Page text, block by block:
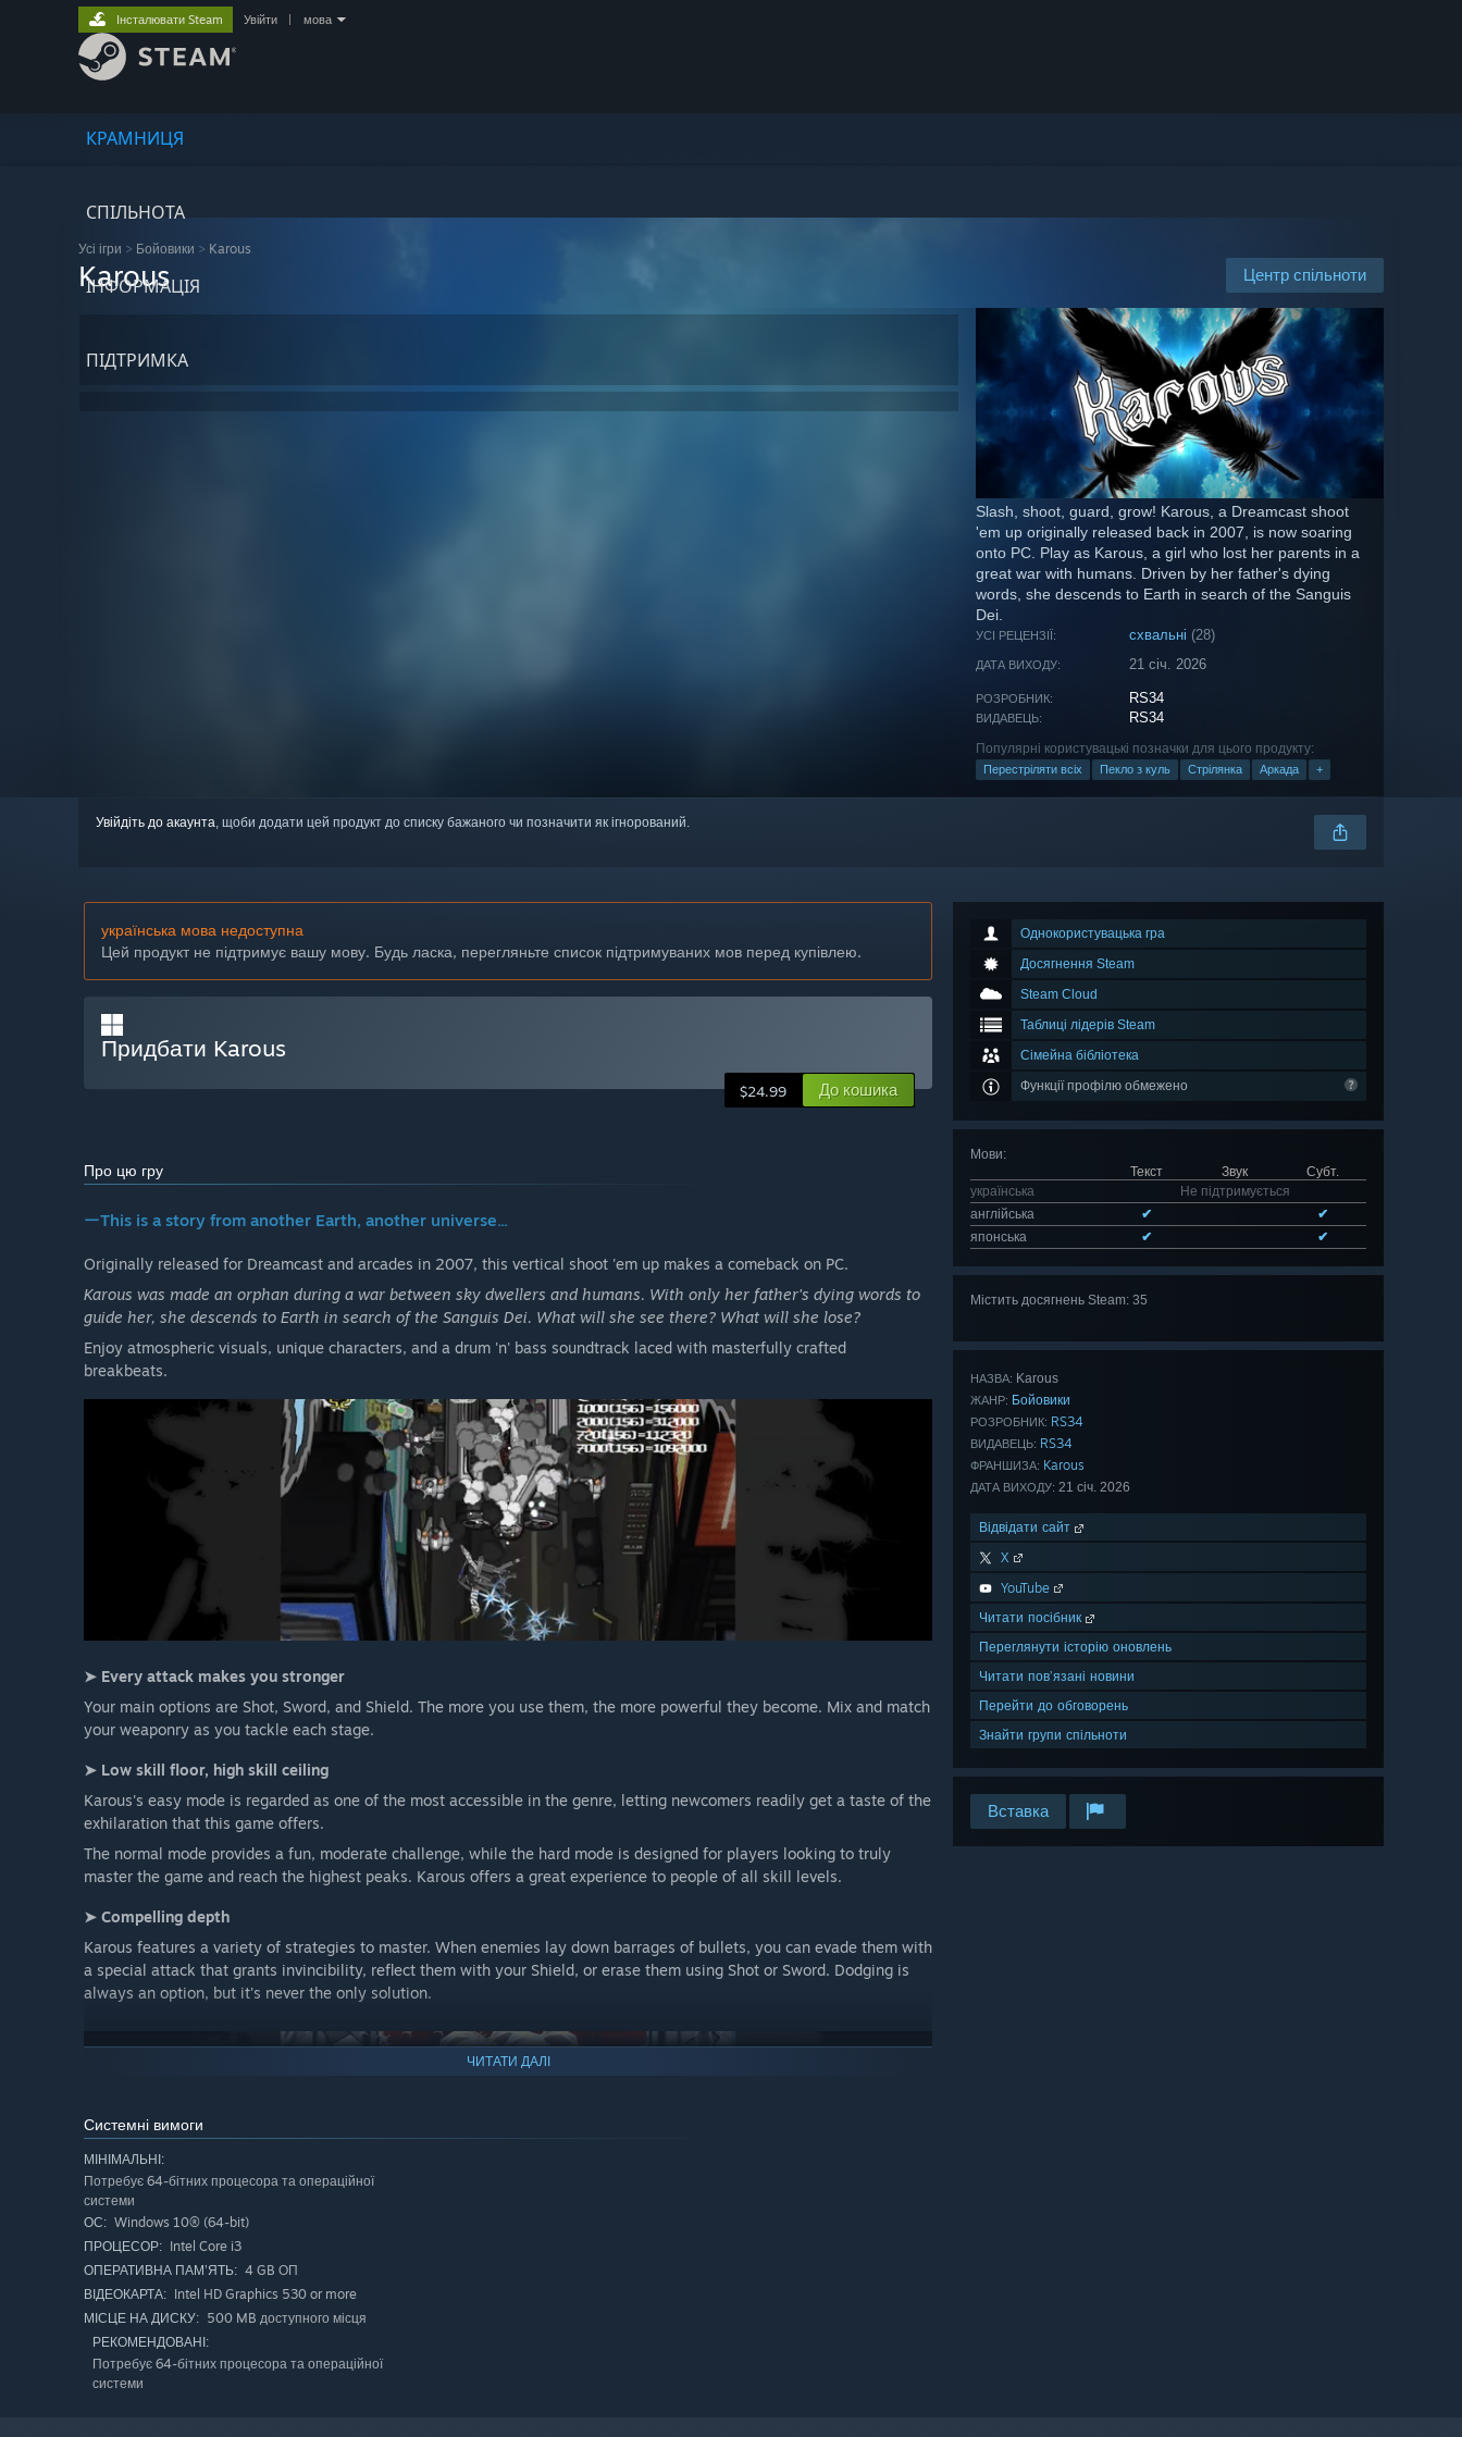
КРАМНИЦЯ
СПІЛЬНОТА
ІНФОРМАЦІЯ
ПІДТРИМКА
Інсталювати Steam Увійти мова
Усі ігри > Бойовики > Karous
Центр спільноти
Karous
Slash, shoot, guard, grow! Karous, a Dreamcast shoot
'em up originally released back in 2007, is now soaring
onto PC. Play as Karous, a girl who lost her parents in a
great war with humans. Driven by her father's dying
words, she descends to Earth in search of the Sanguis
Dei.
УСІ РЕЦЕНЗІЇ: схвальні (28)
ДАТА ВИХОДУ: 21 січ. 2026
РОЗРОБНИК: RS34
ВИДАВЕЦЬ: RS34
Популярні користувацькі позначки для цього продукту:
Перестріляти всіх Пекло з куль Стрілянка Аркада +
Увійдіть до акаунта, щоби додати цей продукт до списку бажаного чи позначити як ігнорований.
Однокористувацька гра
Досягнення Steam
Steam Cloud
Таблиці лідерів Steam
Сімейна бібліотека
Функції профілю обмежено
Мови:
Текст
Звук
Субт.
українська
Не підтримується
англійська
✔
✔
японська
✔ ✔
Містить досягнень Steam: 35
НАЗВА: Karous
ЖАНР: Бойовики
РОЗРОБНИК: RS34
ВИДАВЕЦЬ: RS34
ФРАНШИЗА: Karous
ДАТА ВИХОДУ: 21 січ. 2026
Відвідати сайт
X
YouTube
Читати посібник
Переглянути історію оновлень
Читати пов’язані новини
Перейти до обговорень
Знайти групи спільноти
Вставка
українська мова недоступна
Цей продукт не підтримує вашу мову. Будь ласка, перегляньте список підтримуваних мов перед купівлею.
Придбати Karous
$24.99 До кошика
Про цю гру
ーThis is a story from another Earth, another universe...
Originally released for Dreamcast and arcades in 2007, this vertical shoot 'em up makes a comeback on PC.
Karous was made an orphan during a war between sky dwellers and humans. With only her father's dying words to
guide her, she descends to Earth in search of the Sanguis Dei. What will she see there? What will she lose?
Enjoy atmospheric visuals, unique characters, and a drum 'n' bass soundtrack laced with masterfully crafted
breakbeats.
➤ Every attack makes you stronger
Your main options are Shot, Sword, and Shield. The more you use them, the more powerful they become. Mix and match
your weaponry as you tackle each stage.
➤ Low skill floor, high skill ceiling
Karous's easy mode is regarded as one of the most accessible in the genre, letting newcomers readily get a taste of the
exhilaration that this game offers.
The normal mode provides a fun, moderate challenge, while the hard mode is designed for players looking to truly
master the game and reach the highest peaks. Karous offers a great experience to people of all skill levels.
➤ Compelling depth
Karous features a variety of strategies to master. When enemies lay down barrages of bullets, you can evade them with
a special attack that grants invincibility, reflect them with your Shield, or erase them using Shot or Sword. Dodging is
always an option, but it's never the only solution.
A cult classic returns!
Ever since its original release in 2006, Karous has garnered countless fans both in arcades and at home with multiple
console ports.
ЧИТАТИ ДАЛІ
Системні вимоги
МІНІМАЛЬНІ:
Потребує 64-бітних процесора та операційної
системи
ОС: Windows 10® (64-bit)
ПРОЦЕСОР: Intel Core i3
ОПЕРАТИВНА ПАМ’ЯТЬ: 4 GB ОП
ВІДЕОКАРТА: Intel HD Graphics 530 or more
МІСЦЕ НА ДИСКУ: 500 MB доступного місця
РЕКОМЕНДОВАНІ:
Потребує 64-бітних процесора та операційної
системи